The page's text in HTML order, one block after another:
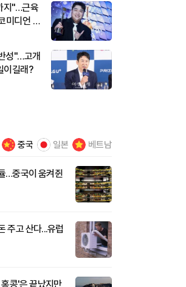
지"…근육
미디언 김
성"…고개
이길래?
중국 일본 베트남
…중국이 움켜쥔
주고 산다...유럽
콩'은 끝났지만